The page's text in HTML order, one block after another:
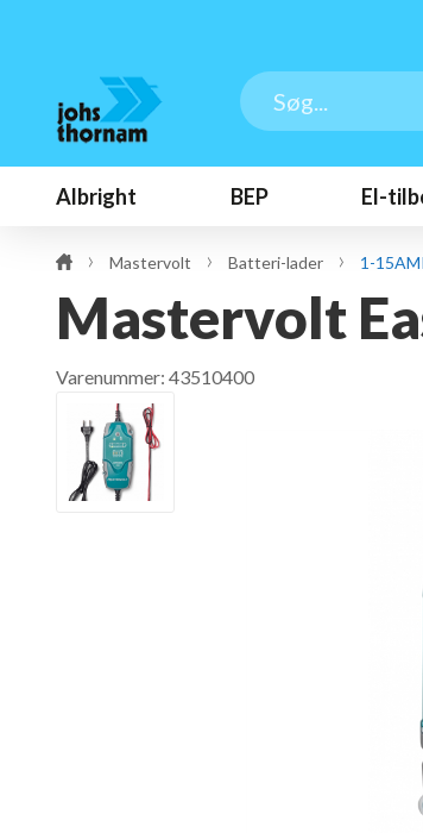
Albright BEP El-
Mastervolt Batteri-lader 1-
Mastervolt
Varenummer: 43510400